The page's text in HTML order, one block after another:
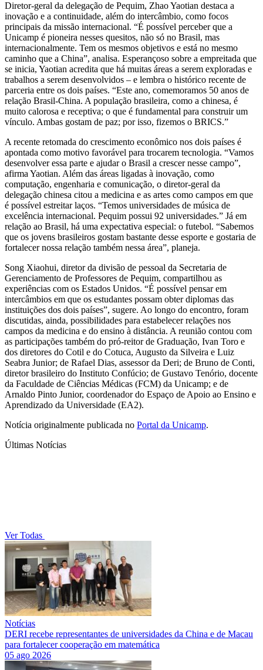
Diretor-geral da delegação de Pequim, Zhao Yaotian destaca a
inovação e a continuidade, além do intercâmbio, como focos
principais da missão internacional. “É possível perceber que a
Unicamp é pioneira nesses quesitos, não só no Brasil, mas
internacionalmente. Tem os mesmos objetivos e está no mesmo
caminho que a China”, analisa. Esperançoso sobre a empreitada que
se inicia, Yaotian acredita que há muitas áreas a serem exploradas e
trabalhos a serem desenvolvidos – e lembra o histórico recente de
parceria entre os dois países. “Este ano, comemoramos 50 anos de
relação Brasil-China. A população brasileira, como a chinesa, é
muito calorosa e receptiva; o que é fundamental para construir um
vínculo. Ambas gostam de paz; por isso, fizemos o BRICS.”
A recente retomada do crescimento econômico nos dois países é
apontada como motivo favorável para trocarem tecnologia. “Vamos
desenvolver essa parte e ajudar o Brasil a crescer nesse campo”,
afirma Yaotian. Além das áreas ligadas à inovação, como
computação, engenharia e comunicação, o diretor-geral da
delegação chinesa citou a medicina e as artes como campos em que
é possível estreitar laços. “Temos universidades de música de
excelência internacional. Pequim possui 92 universidades.” Já em
relação ao Brasil, há uma expectativa especial: o futebol. “Sabemos
que os jovens brasileiros gostam bastante desse esporte e gostaria de
fortalecer nossa relação também nessa área”, planeja.
Song Xiaohui, diretor da divisão de pessoal da Secretaria de
Gerenciamento de Professores de Pequim, compartilhou as
experiências com os Estados Unidos. “É possível pensar em
intercâmbios em que os estudantes possam obter diplomas das
instituições dos dois países”, sugere. Ao longo do encontro, foram
discutidas, ainda, possibilidades para estabelecer relações nos
campos da medicina e do ensino à distância. A reunião contou com
as participações também do pró-reitor de Graduação, Ivan Toro e
dos diretores do Cotil e do Cotuca, Augusto da Silveira e Luiz
Seabra Junior; de Rafael Dias, assessor da Deri; de Bruno de Conti,
diretor brasileiro do Instituto Confúcio; de Gustavo Tenório, docente
da Faculdade de Ciências Médicas (FCM) da Unicamp; e de
Arnaldo Pinto Junior, coordenador do Espaço de Apoio ao Ensino e
Aprendizado da Universidade (EA2).
Notícia originalmente publicada no Portal da Unicamp.
Últimas Notícias
Ver Todas
Notícias
DERI recebe representantes de universidades da China e de Macau
para fortalecer cooperação em matemática
05 ago 2026